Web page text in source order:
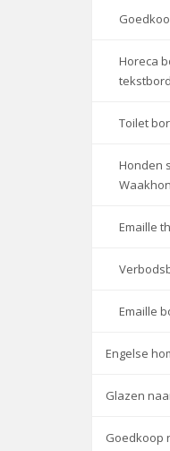
Horeca
Toilet
Honden
Emaille
Emaille
Engelse
Glazen
Goedkoop